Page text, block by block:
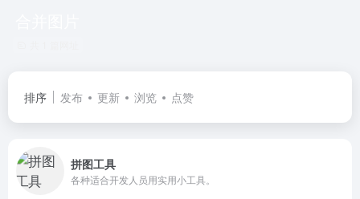
排序 发布 更新 浏览 点赞
拼图工具
各种适合开发人员用实用小工具。